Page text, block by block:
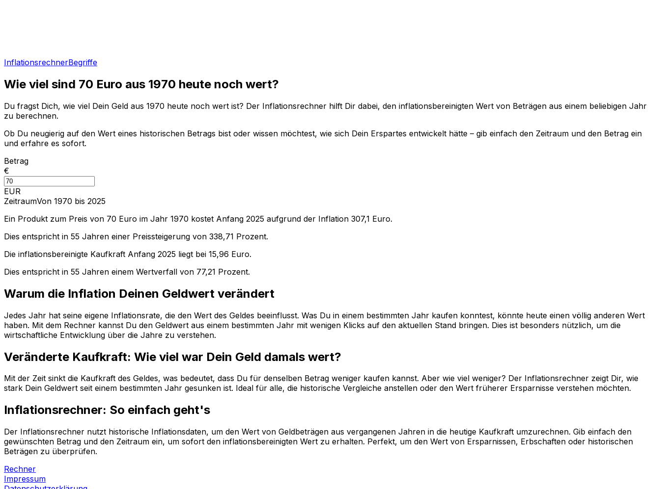
InflationsrechnerBegriffe
Wie viel sind 70 Euro aus 1970 heute noch wert?
Du fragst Dich, wie viel Dein Geld aus 1970 heute noch wert ist? Der Inflationsrechner hilft Dir dabei, den inflationsbereinigten Wert von Beträgen aus einem beliebigen Jahr
zu berechnen.
Ob Du neugierig auf den Wert eines historischen Betrags bist oder wissen möchtest, wie sich Dein Erspartes entwickelt hätte – gib einfach den Zeitraum und den Betrag ein
und erfahre es sofort.
Betrag
€
EUR
ZeitraumVon 1970 bis 2025
Ein Produkt zum Preis von 70 Euro im Jahr 1970 kostet Anfang 2025 aufgrund der Inflation 307,1 Euro.
Dies entspricht in 55 Jahren einer Preissteigerung von 338,71 Prozent.
Die inflationsbereinigte Kaufkraft Anfang 2025 liegt bei 15,96 Euro.
Dies entspricht in 55 Jahren einem Wertverfall von 77,21 Prozent.
Warum die Inflation Deinen Geldwert verändert
Jedes Jahr hat seine eigene Inflationsrate, die den Wert des Geldes beeinflusst. Was Du in einem bestimmten Jahr kaufen konntest, könnte heute einen völlig anderen Wert
haben. Mit dem Rechner kannst Du den Geldwert aus einem bestimmten Jahr mit wenigen Klicks auf den aktuellen Stand bringen. Dies ist besonders nützlich, um die
wirtschaftliche Entwicklung über die Jahre zu verstehen.
Veränderte Kaufkraft: Wie viel war Dein Geld damals wert?
Mit der Zeit sinkt die Kaufkraft des Geldes, was bedeutet, dass Du für denselben Betrag weniger kaufen kannst. Aber wie viel weniger? Der Inflationsrechner zeigt Dir, wie
stark Dein Geldwert seit einem bestimmten Jahr gesunken ist. Ideal für alle, die historische Vergleiche anstellen oder den Wert früherer Ersparnisse verstehen möchten.
Inflationsrechner: So einfach geht's
Der Inflationsrechner nutzt historische Inflationsdaten, um den Wert von Geldbeträgen aus vergangenen Jahren in die heutige Kaufkraft umzurechnen. Gib einfach den
gewünschten Betrag und den Zeitraum ein, um sofort den inflationsbereinigten Wert zu erhalten. Perfekt, um den Wert von Ersparnissen, Erbschaften oder historischen
Beträgen zu überprüfen.
Rechner
Impressum